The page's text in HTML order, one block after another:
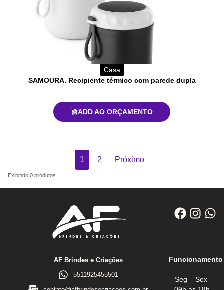
Exibindo 0 produtos
Casa
SAMOURA. Recipiente térmico com parede dupla
ADD AO ORÇAMENTO
1 2 Próximo
AF Brindes e Criações
5511925455501
Funcionamento
Seg – Sex